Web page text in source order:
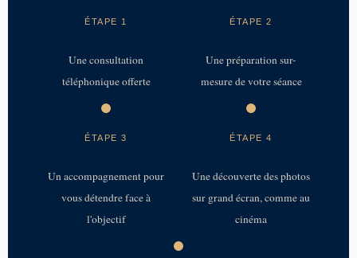
ÉTAPE 1
Une consultation
téléphonique offerte
ÉTAPE 2
Une préparation sur-
mesure de votre séance
ÉTAPE 3
Un accompagnement pour
vous détendre face à
l'objectif
ÉTAPE 4
Une découverte des photos
sur grand écran, comme au
cinéma